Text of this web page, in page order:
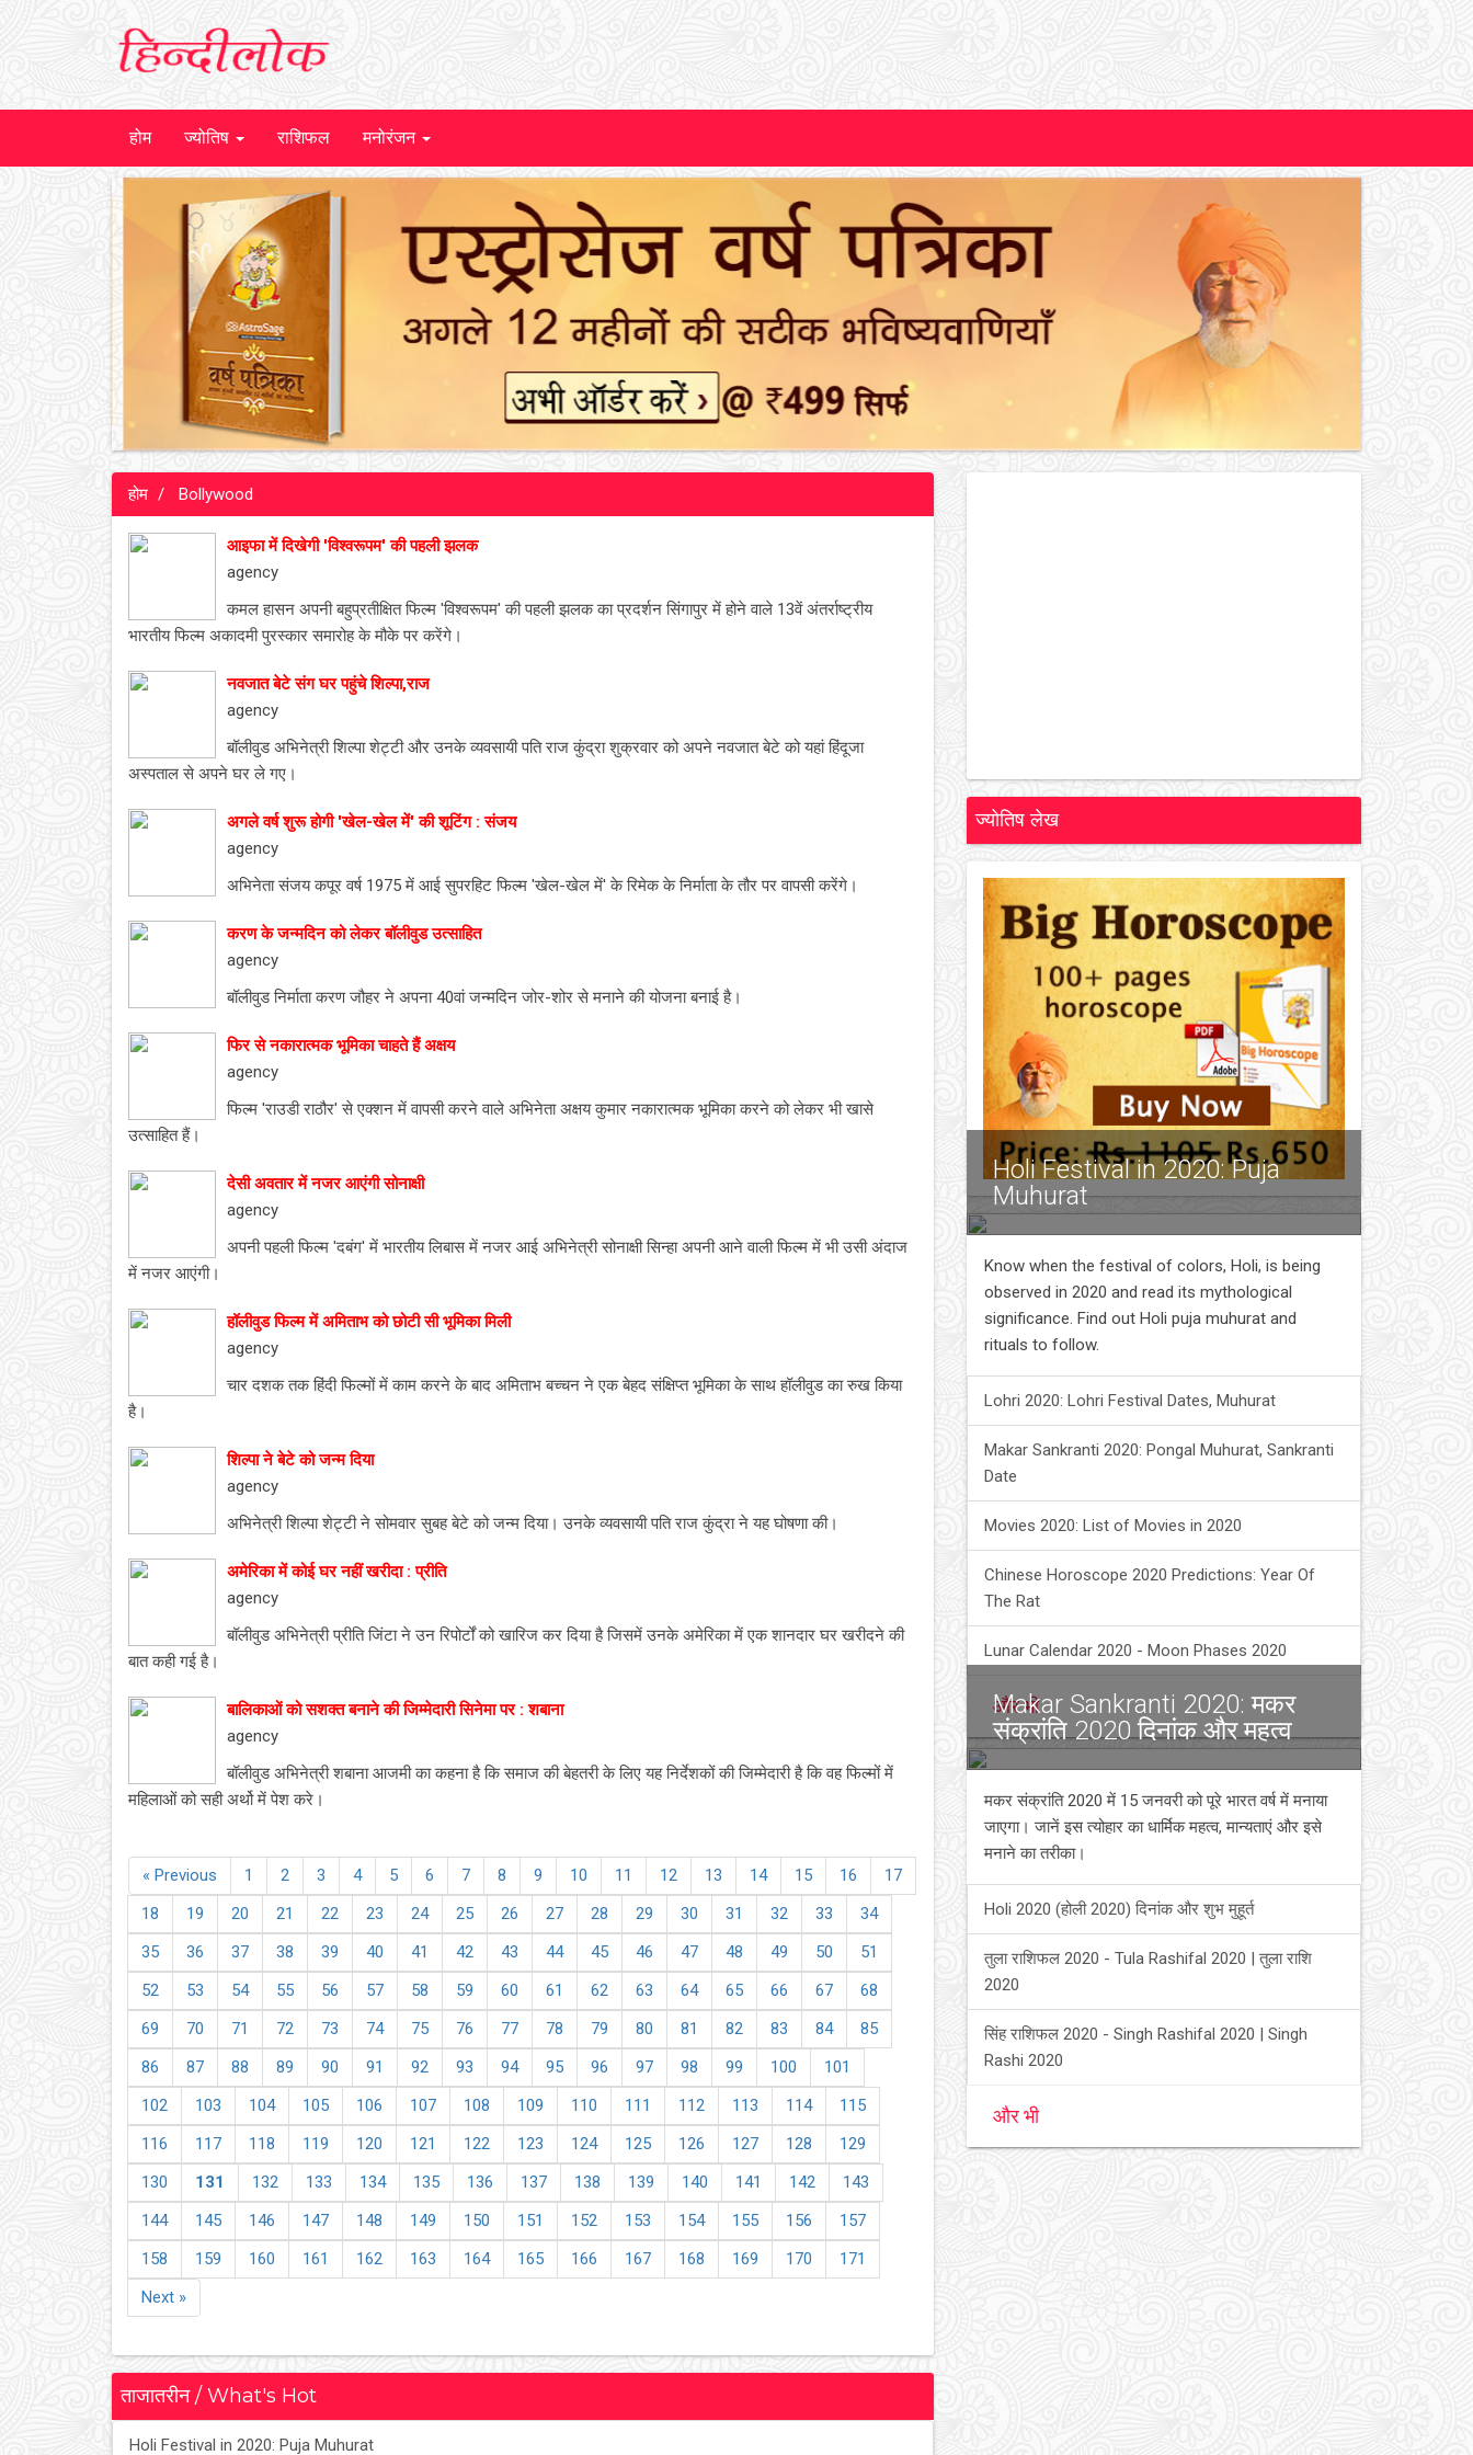
होम ज्योतिष राशिफल मनोरंजन
होम Bollywood
आइफा में दिखेगी 'विश्वरूपम' की पहली झलक
agency
कमल हासन अपनी बहुप्रतीक्षित फिल्म 'विश्वरूपम' की पहली झलक का प्रदर्शन सिंगापुर में होने वाले 13वें अंतर्राष्ट्रीय
भारतीय फिल्म अकादमी पुरस्कार समारोह के मौके पर करेंगे।
नवजात बेटे संग घर पहुंचे शिल्पा,राज
agency
बॉलीवुड अभिनेत्री शिल्पा शेट्टी और उनके व्यवसायी पति राज कुंद्रा शुक्रवार को अपने नवजात बेटे को यहां हिंदूजा
अस्पताल से अपने घर ले गए।
अगले वर्ष शुरू होगी 'खेल-खेल में' की शूटिंग : संजय
agency
अभिनेता संजय कपूर वर्ष 1975 में आई सुपरहिट फिल्म 'खेल-खेल में' के रिमेक के निर्माता के तौर पर वापसी करेंगे।
करण के जन्मदिन को लेकर बॉलीवुड उत्साहित
agency
बॉलीवुड निर्माता करण जौहर ने अपना 40वां जन्मदिन जोर-शोर से मनाने की योजना बनाई है।
फिर से नकारात्मक भूमिका चाहते हैं अक्षय
agency
फिल्म 'राउडी राठौर' से एक्शन में वापसी करने वाले अभिनेता अक्षय कुमार नकारात्मक भूमिका करने को लेकर भी खासे
उत्साहित हैं।
देसी अवतार में नजर आएंगी सोनाक्षी
agency
अपनी पहली फिल्म 'दबंग' में भारतीय लिबास में नजर आई अभिनेत्री सोनाक्षी सिन्हा अपनी आने वाली फिल्म में भी उसी अंदाज
में नजर आएंगी।
हॉलीवुड फिल्म में अमिताभ को छोटी सी भूमिका मिली
agency
चार दशक तक हिंदी फिल्मों में काम करने के बाद अमिताभ बच्चन ने एक बेहद संक्षिप्त भूमिका के साथ हॉलीवुड का रुख किया
है।
शिल्पा ने बेटे को जन्म दिया
agency
अभिनेत्री शिल्पा शेट्टी ने सोमवार सुबह बेटे को जन्म दिया। उनके व्यवसायी पति राज कुंद्रा ने यह घोषणा की।
अमेरिका में कोई घर नहीं खरीदा : प्रीति
agency
बॉलीवुड अभिनेत्री प्रीति जिंटा ने उन रिपोर्टों को खारिज कर दिया है जिसमें उनके अमेरिका में एक शानदार घर खरीदने की
बात कही गई है।
बालिकाओं को सशक्त बनाने की जिम्मेदारी सिनेमा पर : शबाना
agency
बॉलीवुड अभिनेत्री शबाना आजमी का कहना है कि समाज की बेहतरी के लिए यह निर्देशकों की जिम्मेदारी है कि वह फिल्मों में
महिलाओं को सही अर्थो में पेश करे।
« Previous 1 2 3 4 5 6 7 8 9 10 11 12 13 14 15 16
17
18
19 20 21 22 23 24 25 26 27 28 29 30 31 32 33
34
35
36 37 38 39 40 41 42 43 44 45 46 47 48 49 50
51
52
53 54 55 56 57 58 59 60 61 62 63 64 65 66 67
68
69
70 71 72 73 74 75 76 77 78 79 80 81 82 83 84
85
86
87 88 89 90 91 92 93 94 95 96 97 98 99 100
101
102
103 104 105 106 107 108 109 110 111 112 113 114
115
116
117 118 119 120 121 122 123 124 125 126 127 128
129
130
131 132 133 134 135 136 137 138 139 140 141 142
143
144
145 146 147 148 149 150 151 152 153 154 155 156
157
158
159 160 161 162 163 164 165 166 167 168 169 170
171
Next »
ताजातरीन / What's Hot
Holi Festival in 2020: Puja Muhurat
ज्योतिष लेख
Holi Festival in 2020: Puja
Muhurat
Know when the festival of colors, Holi, is being
observed in 2020 and read its mythological
significance. Find out Holi puja muhurat and
rituals to follow.
Lohri 2020: Lohri Festival Dates, Muhurat
Makar Sankranti 2020: Pongal Muhurat, Sankranti
Date
Movies 2020: List of Movies in 2020
Chinese Horoscope 2020 Predictions: Year Of
The Rat
Lunar Calendar 2020 - Moon Phases 2020
और भी
Makar Sankranti 2020: मकर
संक्रांति 2020 दिनांक और महत्व
मकर संक्रांति 2020 में 15 जनवरी को पूरे भारत वर्ष में मनाया
जाएगा। जानें इस त्योहार का धार्मिक महत्व, मान्यताएं और इसे
मनाने का तरीका।
Holi 2020 (होली 2020) दिनांक और शुभ मुहूर्त
तुला राशिफल 2020 - Tula Rashifal 2020 | तुला राशि
2020
सिंह राशिफल 2020 - Singh Rashifal 2020 | Singh
Rashi 2020
और भी